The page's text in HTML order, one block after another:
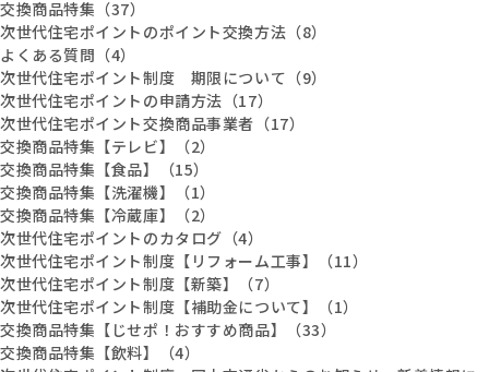
交換商品特集（37）
次世代住宅ポイントのポイント交換方法（8）
よくある質問（4）
次世代住宅ポイント制度 期限について（9）
次世代住宅ポイントの申請方法（17）
次世代住宅ポイント交換商品事業者（17）
交換商品特集【テレビ】（2）
交換商品特集【食品】（15）
交換商品特集【洗濯機】（1）
交換商品特集【冷蔵庫】（2）
次世代住宅ポイントのカタログ（4）
次世代住宅ポイント制度【リフォーム工事】（11）
次世代住宅ポイント制度【新築】（7）
次世代住宅ポイント制度【補助金について】（1）
交換商品特集【じせポ！おすすめ商品】（33）
交換商品特集【飲料】（4）